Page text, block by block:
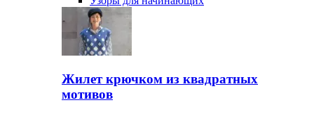
Жилет крючком из квадратных
мотивов